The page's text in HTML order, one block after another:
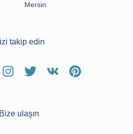
Mersin
takip edin
Bize ulaşın